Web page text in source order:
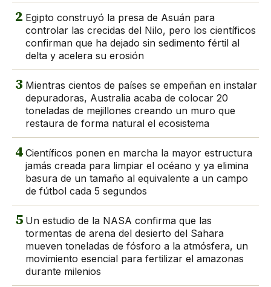
2 Egipto construyó la presa de Asuán para
controlar las crecidas del Nilo, pero los científicos
confirman que ha dejado sin sedimento fértil al
delta y acelera su erosión
3 Mientras cientos de países se empeñan en instalar
depuradoras, Australia acaba de colocar 20
toneladas de mejillones creando un muro que
restaura de forma natural el ecosistema
4 Científicos ponen en marcha la mayor estructura
jamás creada para limpiar el océano y ya elimina
basura de un tamaño al equivalente a un campo
de fútbol cada 5 segundos
5 Un estudio de la NASA confirma que las
tormentas de arena del desierto del Sahara
mueven toneladas de fósforo a la atmósfera, un
movimiento esencial para fertilizar el amazonas
durante milenios